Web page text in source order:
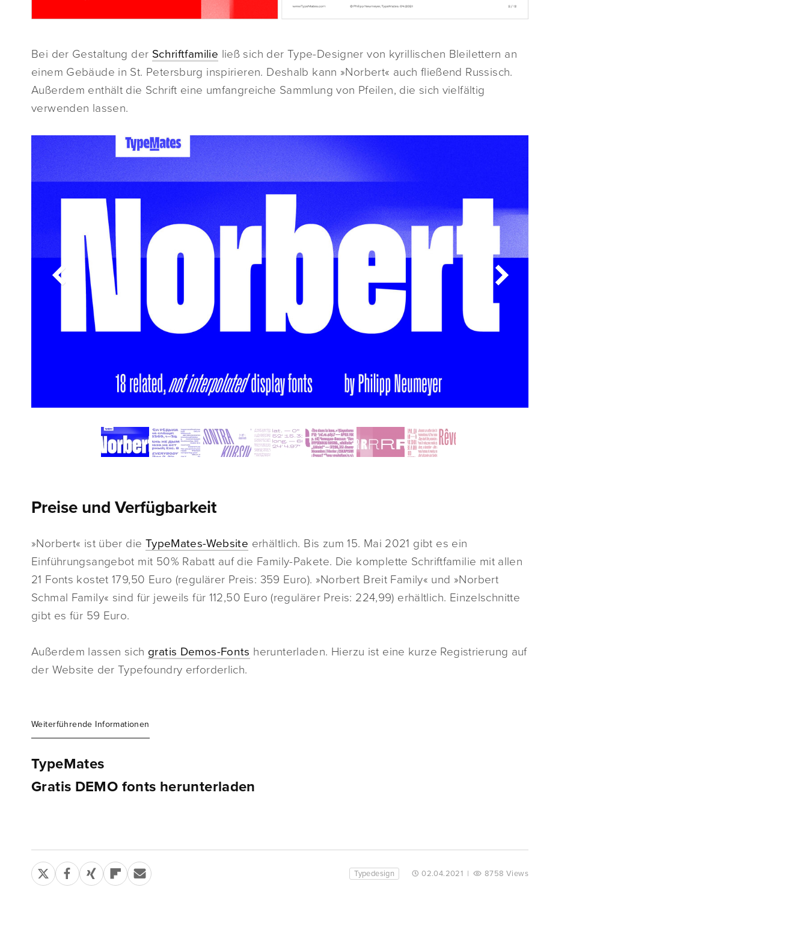
Bei der Gestaltung der Schriftfamilie ließ sich der Type-Designer von kyrillischen Bleilettern an
einem Gebäude in St. Petersburg inspirieren. Deshalb kann »Norbert« auch fließend Russisch.
Außerdem enthält die Schrift eine umfangreiche Sammlung von Pfeilen, die sich vielfältig
verwenden lassen.
Preise und Verfügbarkeit
»Norbert« ist über die TypeMates-Website erhältlich. Bis zum 15. Mai 2021 gibt es ein
Einführungsangebot mit 50% Rabatt auf die Family-Pakete. Die komplette Schriftfamilie mit allen
21 Fonts kostet 179,50 Euro (regulärer Preis: 359 Euro). »Norbert Breit Family« und »Norbert
Schmal Family« sind für jeweils für 112,50 Euro (regulärer Preis: 224,99) erhältlich. Einzelschnitte
gibt es für 59 Euro.
Außerdem lassen sich gratis Demos-Fonts herunterladen. Hierzu ist eine kurze Registrierung auf
der Website der Typefoundry erforderlich.
Weiterführende Informationen
TypeMates
Gratis DEMO fonts herunterladen
Typedesign 02.04.2021 | 8758 Views